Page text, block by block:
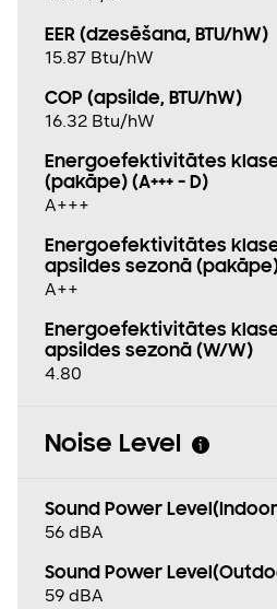
EER (dzesēšana, BTU/hW)
15.87 Btu/hW
COP (apsilde, BTU/hW)
16.32 Btu/hW
Energoefektivitātes
(pakāpe) (A+++ - D)
A+++
Energoefektivitātes
apsildes sezonā (pakāpe)
A++
Energoefektivitātes
apsildes sezonā (W/W)
4.80
Noise Level
Sound Power
56 dBA
Sound Power
59 dBA